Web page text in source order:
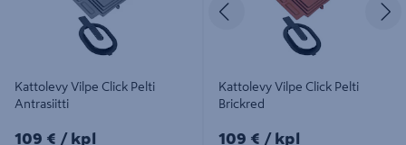
Kattolevy Vilpe Click Pelti
Antrasiitti
109€/kpl
109 € / kpl
Kattolevy Vilpe Click Pelti
Brickred
109€/kpl
109 € / kpl